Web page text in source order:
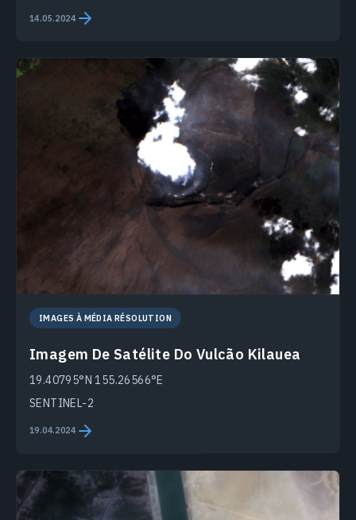
14.05.2024
IMAGES À MÉDIA RÉSOLUTION
Imagem De Satélite Do Vulcão Kilauea
19.40795°N 155.26566°E
SENTINEL-2
19.04.2024